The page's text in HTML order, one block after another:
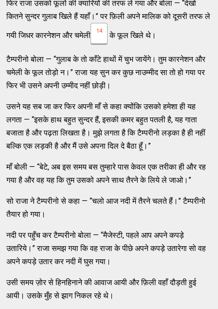
फिर राजा उसको फूलों की क्यारियों की तरफ ले गया और बोला — “देखो
कितने सुन्दर गुलाब खिले हैं यहाँ।” पर फ़िली अपने मालिक को दूसरी तरफ ले
गयी जिधर कारनेशन और चमेली
14
के फूल खिले थे।
टैम्परीनो बोला — “गुलाब के तो काँटे हाथों में चुभ जायेंगे। तुम कारनेशन और
चमेली के फूल तोड़ो न।” राजा यह सुन कर कुछ नाउम्मीद सा तो हो गया पर
फिर भी उसने अपनी उम्मीद नहीं छोड़ी।
उसने यह सब जा कर फिर अपनी माँ से कहा क्योंकि उसको हमेशा ही यह
लगता — “इसके हाथ बहुत सुन्दर हैं, इसकी कमर बहुत पतली है, यह गाता
बजाता है और पढ़ता लिखता है। मुझे लगता है कि टैम्परीनो लड़का है ही नहीं
बल्कि एक लड़की है और मैं उसे अपना दिल दे बैठा हूँ।”
माँ बोली — “बेटे, अब इस समय बस तुम्हारे पास केवल एक तरीका ही और रह
गया है और वह यह कि तुम उसको अपने साथ तैरने के लिये ले जाओ।”
सो राजा ने टैम्परीनो से कहा — “चलो आज नदी में तैरने चलते हैं।” टैम्परीनो
तैयार हो गया।
नदी पर पहुँच कर टैम्परीनो बोला — “मैजेस्टी, पहले आप अपने कपड़े
उतारिये।” राजा समझ गया कि वह राजा के पीछे अपने कपड़े उतारेगा सो वह
अपने कपड़े उतार कर नदी में घुस गया।
उसी समय ज़ोर से हिनहिनाने की आवाज आयी और फ़िली वहाँ दौड़ती हुई
आयी। उसके मुँह से झाग निकल रहे थे।